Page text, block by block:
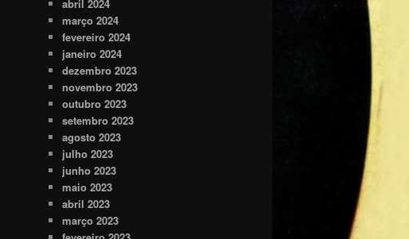
abril 2024
março 2024
fevereiro 2024
janeiro 2024
dezembro 2023
novembro 2023
outubro 2023
setembro 2023
agosto 2023
julho 2023
junho 2023
maio 2023
abril 2023
março 2023